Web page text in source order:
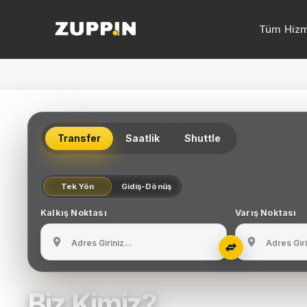
Tüm
Şoförlü
Kıbrıs
Transfer Saatlik Shuttle
Tek Yön Gidiş-Dönüş
Kalkış Noktası Varış Noktası